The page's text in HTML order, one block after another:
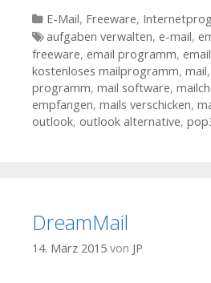
Kategorien
E-Mail, Freeware,
Tags
aufgaben verwalten, e-mail,
freeware, email programm,
kostenloses mailprogramm, mail,
programm, mail software,
empfangen, mails verschicken,
outlook, outlook alternative,
DreamMail
14. März 2015 von JP